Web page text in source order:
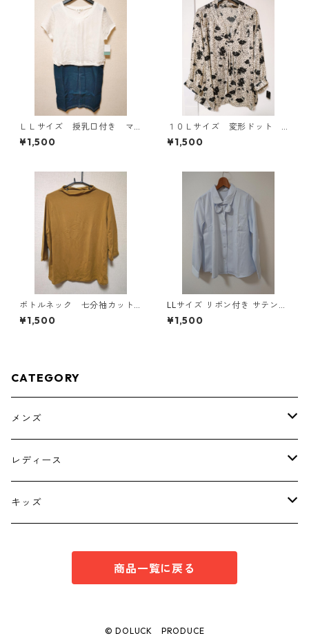
ＬＬサイズ 授乳口付き マ
タニティ ドッキングワンピ
ース ホワイト×ブルー KAE
¥1,500
１０Ｌサイズ 変形ドット
花柄 ボウタイブラウス オ
フホワイト KAE-4771
¥1,500
ボトルネック 七分袖カット
ソー ４Ｌ マスタード KA
E-4816
¥1,500
LLサイズ リボン付き サテン調
シャツブラウス サックス ◆KI
Y-1301◆
¥1,500
CATEGORY
メンズ
トップス
ボトムス
レディース
トップス
キッズ
商品一覧に戻る
© DOLUCK PRODUCE